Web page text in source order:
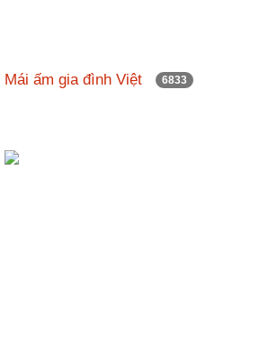
Mái ấm gia đình Việt 6833